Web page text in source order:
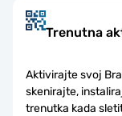
Trenutna
Aktivirajte svoj
skenirajte,
trenutka kada